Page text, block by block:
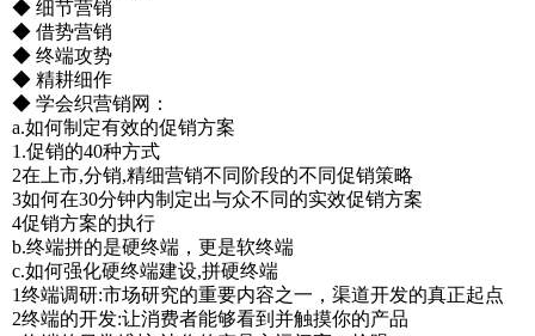
◆ 细节营销
◆ 借势营销
◆ 终端攻势
◆ 精耕细作
◆ 学会织营销网：
a.如何制定有效的促销方案
1.促销的40种方式
2在上市,分销,精细营销不同阶段的不同促销策略
3如何在30分钟内制定出与众不同的实效促销方案
4促销方案的执行
b.终端拼的是硬终端，更是软终端
c.如何强化硬终端建设,拼硬终端
1终端调研:市场研究的重要内容之一，渠道开发的真正起点
2终端的开发:让消费者能够看到并触摸你的产品